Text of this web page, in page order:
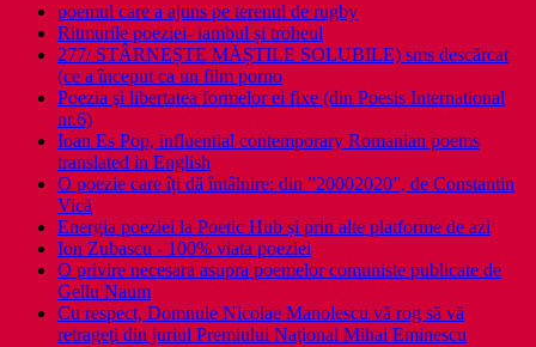
poemul care a ajuns pe terenul de rugby
Ritmurile poeziei- iambul și troheul
277/ STÂRNEȘTE MĂȘTILE SOLUBILE) sms descărcat
(ce a început ca un film porno
Poezia şi libertatea formelor ei fixe (din Poesis International
nr.6)
Ioan Es Pop, influential contemporary Romanian poems
translated in English
O poezie care îți dă întâlnire: din ”20002020”, de Constantin
Vică
Energia poeziei la Poetic Hub și prin alte platforme de azi
Ion Zubascu - 100% viata poeziei
O privire necesara asupra poemelor comuniste publicate de
Gellu Naum
Cu respect, Domnule Nicolae Manolescu vă rog să vă
retrageţi din juriul Premiului Naţional Mihai Eminescu